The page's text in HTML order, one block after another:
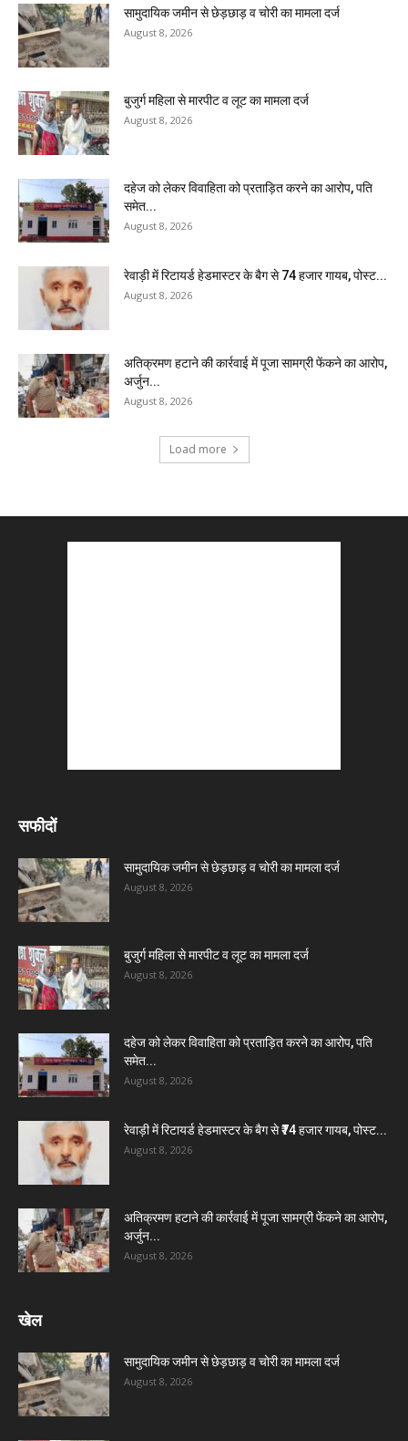
सामुदायिक जमीन से छेड़छाड़ व चोरी का मामला दर्ज
August 8, 2026
बुजुर्ग महिला से मारपीट व लूट का मामला दर्ज
August 8, 2026
दहेज को लेकर विवाहिता को प्रताड़ित करने का आरोप, पति
समेत...
August 8, 2026
रेवाड़ी में रिटायर्ड हेडमास्टर के बैग से ₹74 हजार गायब, पोस्ट...
August 8, 2026
अतिक्रमण हटाने की कार्रवाई में पूजा सामग्री फेंकने का आरोप,
अर्जुन...
August 8, 2026
Load more
सफीदों
सामुदायिक जमीन से छेड़छाड़ व चोरी का मामला दर्ज
August 8, 2026
बुजुर्ग महिला से मारपीट व लूट का मामला दर्ज
August 8, 2026
दहेज को लेकर विवाहिता को प्रताड़ित करने का आरोप, पति
समेत...
August 8, 2026
रेवाड़ी में रिटायर्ड हेडमास्टर के बैग से ₹74 हजार गायब, पोस्ट...
August 8, 2026
अतिक्रमण हटाने की कार्रवाई में पूजा सामग्री फेंकने का आरोप,
अर्जुन...
August 8, 2026
खेल
सामुदायिक जमीन से छेड़छाड़ व चोरी का मामला दर्ज
August 8, 2026